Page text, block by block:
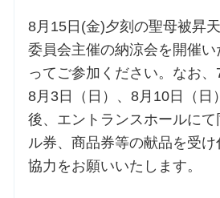
8月15日(金)夕刻の聖母被昇
委員会主催の納涼会を開催
ってご参加ください。なお、
8月3日（日）、8月10日（日
後、エントランスホールに
ル券、商品券等の献品を受
協力をお願いいたします。